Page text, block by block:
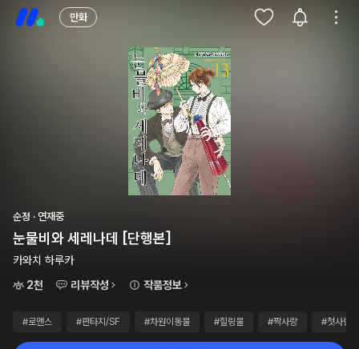
만화
순정 · 연재중
눈물비와 세레나데 [단행본]
카와치 하루카
2천
리뷰작성 작품정보
#로맨스 #판타지/SF #차원이동물 #힐링물 #짝사랑 #첫사랑